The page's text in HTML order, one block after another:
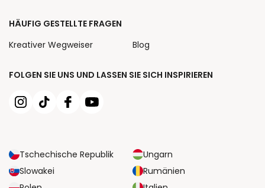
FOLGEN SIE UNS UND LASSEN SIE SICH INSPIRIEREN
Tschechische Republik
Ungarn
Slowakei
Rumänien
HÄUFIG GESTELLTE FRAGEN
Kreativer Wegweiser
Blog